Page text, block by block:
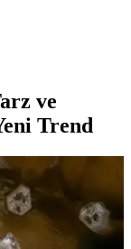
ve
Trend